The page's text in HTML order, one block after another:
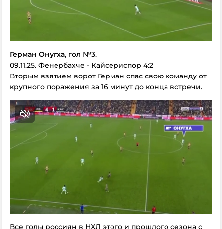
Герман Онугха, гол №3.
09.11.25. Фенербахче - Кайсериспор 4:2
Вторым взятием ворот Герман спас свою команду от
крупного поражения за 16 минут до конца встречи.
Все голы россиян в НХЛ этого и прошлого сезона с